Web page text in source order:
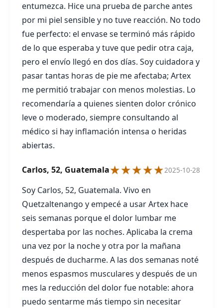
entumezca. Hice una prueba de parche antes
por mi piel sensible y no tuve reacción. No todo
fue perfecto: el envase se terminó más rápido
de lo que esperaba y tuve que pedir otra caja,
pero el envío llegó en dos días. Soy cuidadora y
pasar tantas horas de pie me afectaba; Artex
me permitió trabajar con menos molestias. Lo
recomendaría a quienes sienten dolor crónico
leve o moderado, siempre consultando al
médico si hay inflamación intensa o heridas
abiertas.
Carlos, 52, Guatemala★★★★★2025-10-28
Soy Carlos, 52, Guatemala. Vivo en
Quetzaltenango y empecé a usar Artex hace
seis semanas porque el dolor lumbar me
despertaba por las noches. Aplicaba la crema
una vez por la noche y otra por la mañana
después de ducharme. A las dos semanas noté
menos espasmos musculares y después de un
mes la reducción del dolor fue notable: ahora
puedo sentarme más tiempo sin necesitar